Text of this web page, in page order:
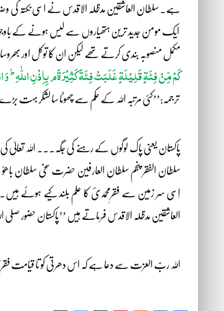
ہے۔ سلطان العاشقین مدظلہ الاقدس نے اسی نکتہ کی
ایک مومن جدید ترین ہتھیاروں سے لیس ہونے کے باوجود
مکمل منصوبہ بندی کرتے تھے لیکن ان کا توکل اور بھروسا
کَمْ مِّنْ فِئَۃٍ قَلِیْلَۃٍ غَلَبَتْ فِئَۃً کَثِیْرَۃًم بِاِذْنِ اللّٰہِطوَ
ترجمہ:’’کئی مرتبہ اللہ کے حکم سے چھوٹا سا لشکر بہت
پاکستان یعنی پاک لوگوں کے رہنے کی جگہ۔۔۔ اللہ
سلطان الفقر پنجم سلطان العارفین حضرت سخی سلطان
اِسی سر زمین سے فقرِمحمدیؐ کا علم بلند کیے ہوئے
العاشقین مدظلہ الاقدس فرماتے ہیں ’’پاکستان حضور صلی
اللہ ربّ العزت سے دعا ہے کہ اس دھرتی کو تا قیامت